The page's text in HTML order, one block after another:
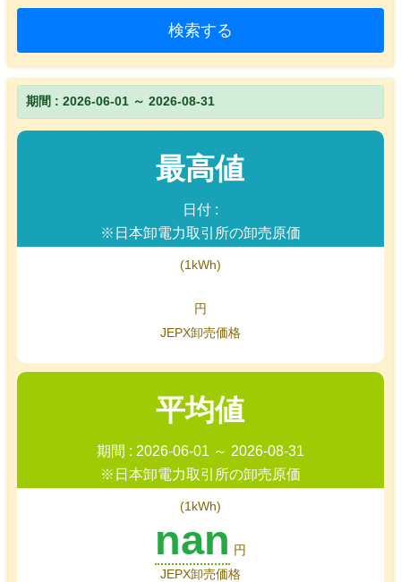
検索する
期間 : 2026-06-01 ～ 2026-08-31
最高値
日付 :
※日本卸電力取引所の卸売原価
(1kWh)
円
JEPX卸売価格
平均値
期間 : 2026-06-01 ～ 2026-08-31
※日本卸電力取引所の卸売原価
(1kWh)
nan 円
JEPX卸売価格